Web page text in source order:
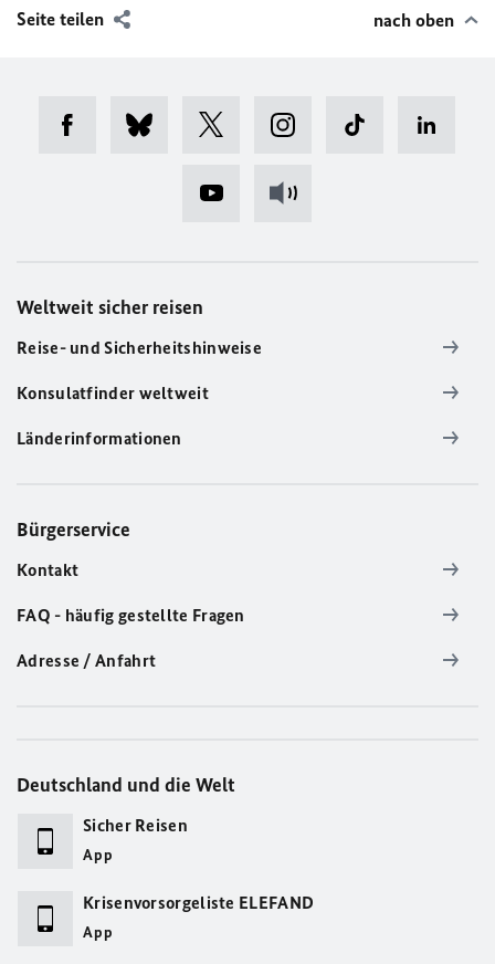
Seite teilen nach oben
Weltweit sicher reisen
Reise- und Sicherheitshinweise
Konsulatfinder weltweit
Länderinformationen
Bürgerservice
Kontakt
FAQ - häufig gestellte Fragen
Adresse / Anfahrt
Deutschland und die Welt
Sicher Reisen
App
Krisenvorsorgeliste ELEFAND
App